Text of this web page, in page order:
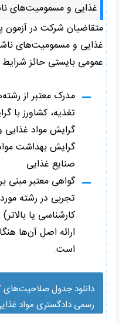
غذایی و مسمومیت‌های
متقاضیان شرکت در آزمون
غذایی و مسمومیت‌های
عمومی بایستی حائز
مدرک معتبر از
تغذیه، کشاورز با
گرایش مواد
گرایش بهداشت
صنایع غذایی
تجربی در رشته
کارشناسی یا
ارائه اصل آن‌ها
است.
دانلود جدول صلاحیت‌های
رسمی دادگستری مواد